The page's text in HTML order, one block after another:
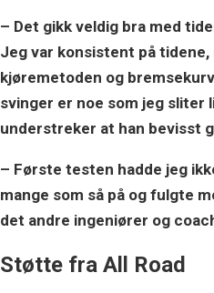
– Det gikk veldig bra med
Jeg var konsistent på tidene,
kjøremetoden og
svinger er noe som jeg sliter
understreker at han bevisst
– Første testen hadde jeg
mange som så på og fulgte
det andre ingeniører og
Støtte fra All Road